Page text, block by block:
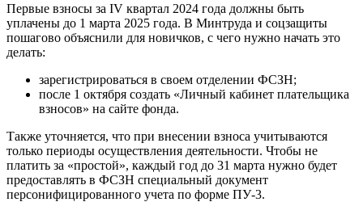
Первые взносы за IV квартал 2024 года должны быть
уплачены до 1 марта 2025 года. В Минтруда и соцзащиты
пошагово объяснили для новичков, с чего нужно начать это
делать:
зарегистрироваться в своем отделении ФСЗН;
после 1 октября создать «Личный кабинет плательщика
взносов» на сайте фонда.
Также уточняется, что при внесении взноса учитываются
только периоды осуществления деятельности. Чтобы не
платить за «простой», каждый год до 31 марта нужно будет
предоставлять в ФСЗН специальный документ
персонифицированного учета по форме ПУ-3.